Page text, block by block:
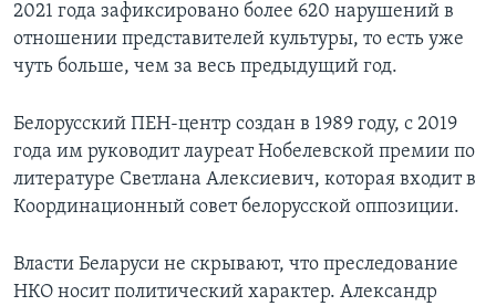
2021 года зафиксировано более 620 нарушений в
отношении представителей культуры, то есть уже
чуть больше, чем за весь предыдущий год.
Белорусский ПЕН-центр создан в 1989 году, с 2019
года им руководит лауреат Нобелевской премии по
литературе Светлана Алексиевич, которая входит в
Координационный совет белорусской оппозиции.
Власти Беларуси не скрывают, что преследование
НКО носит политический характер. Александр